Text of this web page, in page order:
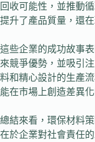
回收可能性，並推動
提升了產品質量，還
這些企業的成功故事
來競爭優勢，並吸引
料和精心設計的生產
能在市場上創造差異化
總結來看，環保材料
在於企業對社會責任